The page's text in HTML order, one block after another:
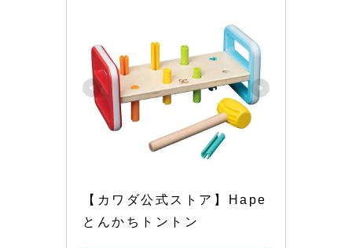
【カワダ公式ストア】Hape
とんかちトントン